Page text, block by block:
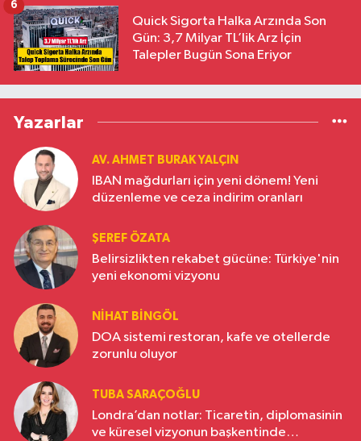
Quick Sigorta Halka Arzında Son
Gün: 3,7 Milyar TL’lik Arz İçin
Talepler Bugün Sona Eriyor
6
Yazarlar
AV. AHMET BURAK YALÇIN
IBAN mağdurları için yeni dönem! Yeni
düzenleme ve ceza indirim oranları
ŞEREF ÖZATA
Belirsizlikten rekabet gücüne: Türkiye'nin
yeni ekonomi vizyonu
NIHAT BINGÖL
DOA sistemi restoran, kafe ve otellerde
zorunlu oluyor
TUBA SARAÇOĞLU
Londra’dan notlar: Ticaretin, diplomasinin
ve küresel vizyonun başkentinde